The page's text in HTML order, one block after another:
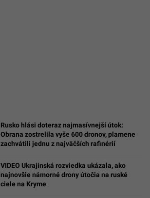
Rusko hlási doteraz najmasívnejší útok:
Obrana zostrelila vyše 600 dronov, plamene
zachvátili jednu z najväčších rafinérií
VIDEO Ukrajinská rozviedka ukázala, ako
najnovšie námorné drony útočia na ruské
ciele na Kryme